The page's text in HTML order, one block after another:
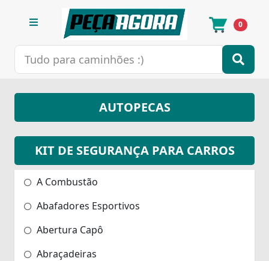
0
AUTOPECAS
KIT DE SEGURANÇA PARA CARROS
A Combustão
Abafadores Esportivos
Abertura Capô
Abraçadeiras